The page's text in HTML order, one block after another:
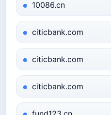
10086.cn
citicbank.com
citicbank.com
citicbank.com